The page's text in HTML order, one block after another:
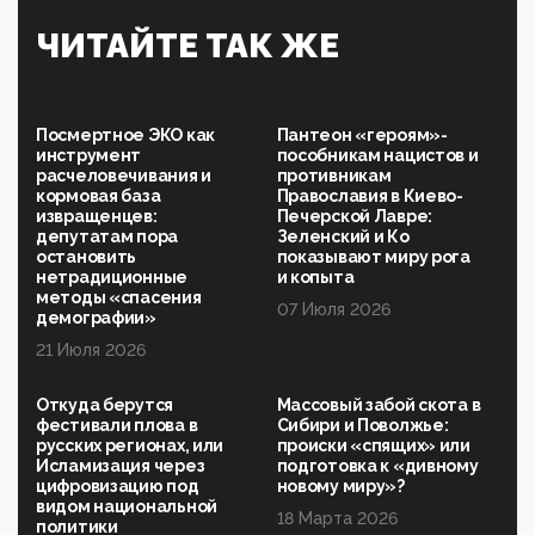
Симулякр патриотизма и благолепия:
профилактика негатива среди молодежи снова
120 лет парламентаризма: как институт
народовластия превратился в «чего изволите» для
Правительства и АП
06:29, 15 Апреля 2026
Социальный фонд России – пионер жесткого
внедрения цифроконцлагеря: работников СФР по
всей стране принуждают ставить MAX ID под
угрозой увольнения
10:02, 10 Апреля 2026
Президент РАН Красников о том, что родители в
ребенка:"...
09:07, 10 Апреля 2026
Ачто, так можно было?Стоило России хоть капельку
показать зубы, отправивроссийский фрегат
Адмир...
ЧИТАЙТЕ ТАК ЖЕ
Посмертное ЭКО как
инструмент
расчеловечивания и
кормовая база
извращенцев:
депутатам пора
остановить
нетрадиционные
методы «спасения
демографии»
21 Июля 2026
Пантеон «героям»-
пособникам нацистов и
противникам
Православия в Киево-
Печерской Лавре:
Зеленский и Ко
показывают миру рога
и копыта
07 Июля 2026
Откуда берутся
фестивали плова в
русских регионах, или
Исламизация через
цифровизацию под
видом национальной
политики
Массовый забой скота в
Сибири и Поволжье:
происки «спящих» или
подготовка к «дивному
новому миру»?
18 Марта 2026